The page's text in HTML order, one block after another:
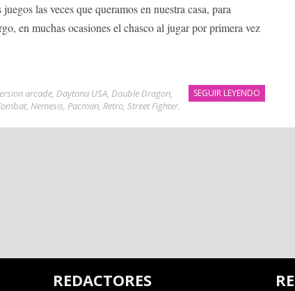
las veces que queramos en nuestra casa, para
en muchas ocasiones el chasco al jugar por primera vez
SEGUIR LEYENDO
arcade, Daytona USA, Double Dragon,
, Nemesis, Pacman, Retro, Street Fighter.
REDACTORES